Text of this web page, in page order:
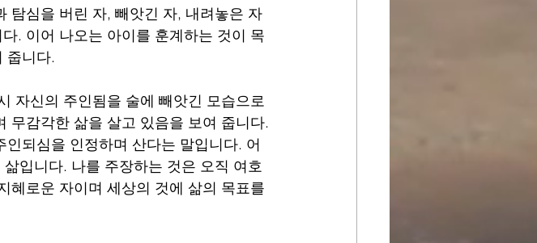
탐심을 버린 자, 빼앗긴 자, 내려놓은 자
. 이어 나오는 아이를 훈계하는 것이 목
줍니다.
자신의 주인됨을 술에 빼앗긴 모습으로
무감각한 삶을 살고 있음을 보여 줍니다.
되심을 인정하며 산다는 말입니다. 어
입니다. 나를 주장하는 것은 오직 여호
혜로운 자이며 세상의 것에 삶의 목표를